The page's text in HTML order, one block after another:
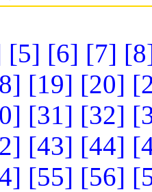
[5] [6] [7]
[19] [20]
[31] [32]
[43] [44]
[55] [56]